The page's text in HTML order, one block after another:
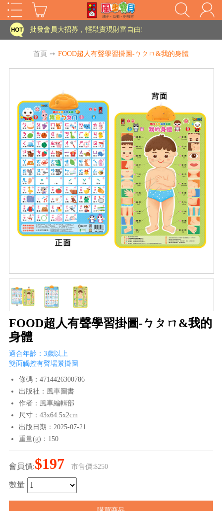
HOT
批發會員大招募，輕鬆實現財富自由!
老師您好!!幼教會員火熱招募中~
批發會員大招募，輕鬆實現財富自由!
老師您好!!幼教會員火熱招募中~
海外購物免煩惱！點我查看『海外購物流程說明』
首頁 ➙ FOOD超人有聲學習掛圖-ㄅㄆㄇ&我的身體
FOOD超人有聲學習掛圖-ㄅㄆㄇ&我的
身體
適合年齡：3歲以上
雙面觸控有聲場景掛圖
條碼：4714426300786
出版社：風車圖書
作者：風車編輯部
尺寸：43x64.5x2cm
出版日期：2025-07-21
重量(g)：150
會員價:$197 市售價:$250
數量